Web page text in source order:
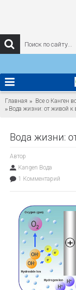
Главная
Все о Канген
Вода жизни: от живой к
Автор
Kangen Вода
1 Комментарий